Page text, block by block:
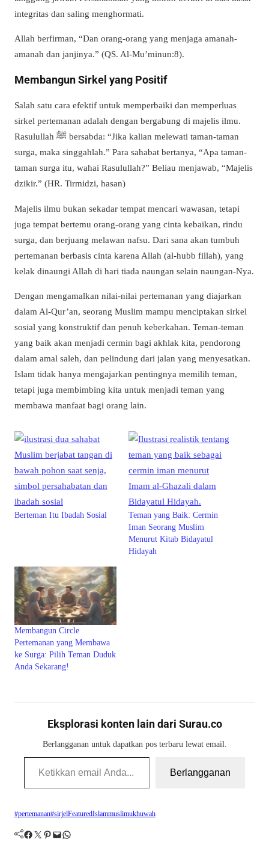
integritas dan saling menghormati.
Allah berfirman, “Dan orang-orang yang menjaga amanah-
amanah dan janjinya.” (QS. Al-Mu’minun:8).
Membangun Sirkel yang Positif
Salah satu cara efektif untuk memperbaiki dan memperluas
sirkel pertemanan adalah dengan bergabung di majelis ilmu.
Rasulullah ﷺ bersabda: “Jika kalian melewati taman-taman
surga, maka singgahlah.” Para sahabat bertanya, “Apa taman-
taman surga itu, wahai Rasulullah?” Beliau menjawab, “Majelis
dzikir.” (HR. Tirmidzi, hasan)
Majelis ilmu bukan sekadar tempat mencari wawasan, tetapi
juga tempat bertemu orang-orang yang cinta kebaikan, rindu
surga, dan berjuang melawan nafsu. Dari sana akan tumbuh
pertemanan berbasis cinta karena Allah (al-hubb fillah), yang
kelak dinaungi Allah di hari tiada naungan selain naungan-Nya.
Dengan mengamalkan nilai-nilai pertemanan yang diajarkan
dalam Al-Qur’an, seorang Muslim mampu menciptakan sirkel
sosial yang konstruktif dan penuh keberkahan. Teman-teman
yang baik akan menjadi cermin bagi akhlak kita, pendorong
dalam amal saleh, dan pelindung dari jalan yang menyesatkan.
Islam tidak hanya mengajarkan pentingnya memilih teman,
tetapi juga membimbing kita untuk menjadi teman yang
membawa manfaat bagi orang lain.
Berteman Itu Ibadah Sosial
Teman yang Baik: Cermin
Iman Seorang Muslim
Menurut Kitab Bidayatul
Hidayah
Membangun Circle
Pertemanan yang Membawa
ke Surga: Pilih Teman Duduk
Anda Sekarang!
Eksplorasi konten lain dari Surau.co
Berlangganan untuk dapatkan pos terbaru lewat email.
Ketikkan email Anda...
Berlangganan
#pertemanan#sirjelFeaturedIslammuslimukhuwah
Facebook Twitter Pinterest Mail WhatsApp